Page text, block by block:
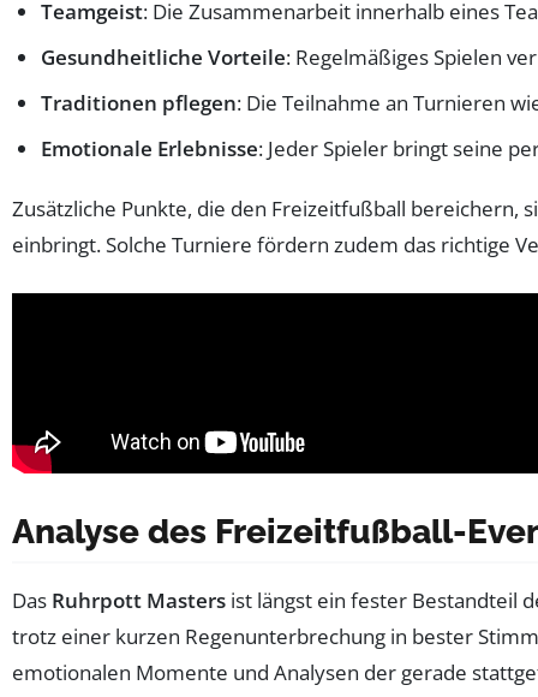
Teamgeist: Die Zusammenarbeit innerhalb eines
Gesundheitliche Vorteile: Regelmäßiges Spielen
Traditionen pflegen: Die Teilnahme an Turnieren
Emotionale Erlebnisse: Jeder Spieler bringt seine
Zusätzliche Punkte, die den Freizeitfußball bereichern,
einbringt. Solche Turniere fördern zudem das richtige
Analyse des Freizeitfußball-
Das Ruhrpott Masters ist längst ein fester Bestandteil
trotz einer kurzen Regenunterbrechung in bester
emotionalen Momente und Analysen der gerade